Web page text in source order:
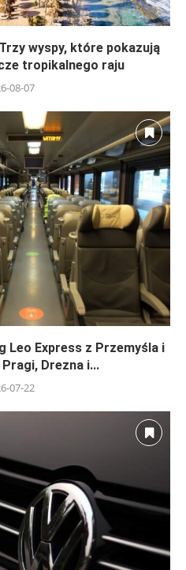
wyspy, które pokazują
tropikalnego raju
08-07
Leo Express z Przemyśla i
Drezna i...
07-22